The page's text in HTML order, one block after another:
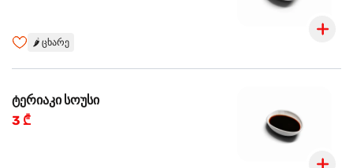
🌶️ ცხარე
ტერიაკი სოუსი
3 ₾